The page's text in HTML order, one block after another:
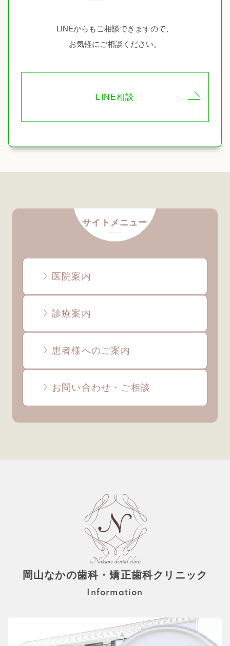
LINEからもご相談できますので、
お気軽にご相談ください。
LINE相談
サイトメニュー
医院案内
診療案内
患者様へのご案内
お問い合わせ・ご相談
岡山なかの歯科・矯正歯科クリニック
Information